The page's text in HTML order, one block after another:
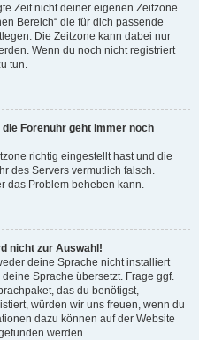
Zeit nicht deiner eigenen Zeitzone.
Bereich“ die für dich passende
Die Zeitzone kann dabei nur
Wenn du noch nicht registriert
tun.
Forenuhr geht immer noch
richtig eingestellt hast und die
des Servers vermutlich falsch.
das Problem beheben kann.
nicht zur Auswahl!
deine Sprache nicht installiert
Sprache übersetzt. Frage ggf.
das du benötigst,
würden wir uns freuen, wenn du
dazu können auf der Website
werden.